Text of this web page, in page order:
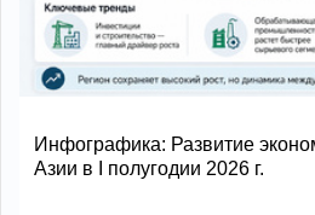
Инфографика: Развитие
Азии в I полугодии 2026 г.